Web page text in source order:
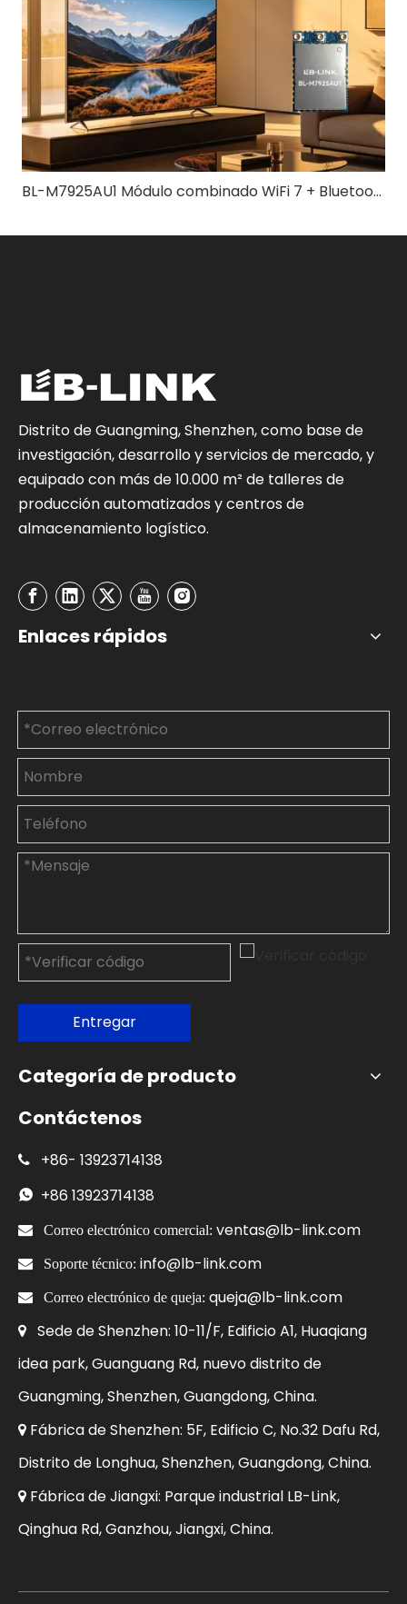
BL-M7925AU1 Módulo combinado WiFi 7 + Bluetooth 5.4 | Solución inalámbrica tribanda de alta velocidad
Distrito de Guangming, Shenzhen, como base de
investigación, desarrollo y servicios de mercado, y
equipado con más de 10.000 m² de talleres de
producción automatizados y centros de
almacenamiento logístico.
Enlaces rápidos
Entregar
Categoría de producto
Contáctenos
 +86- 13923714138
 +86 13923714138
 Correo electrónico comercial: ventas@lb-link.com
 Soporte técnico: info@lb-link.com
 Correo electrónico de queja: queja@lb-link.com
 Sede de Shenzhen: 10-11/F, Edificio A1, Huaqiang
idea park, Guanguang Rd, nuevo distrito de
Guangming, Shenzhen, Guangdong, China.
 Fábrica de Shenzhen: 5F, Edificio C, No.32 Dafu Rd,
Distrito de Longhua, Shenzhen, Guangdong, China.
 Fábrica de Jiangxi: Parque industrial LB-Link,
Qinghua Rd, Ganzhou, Jiangxi, China.